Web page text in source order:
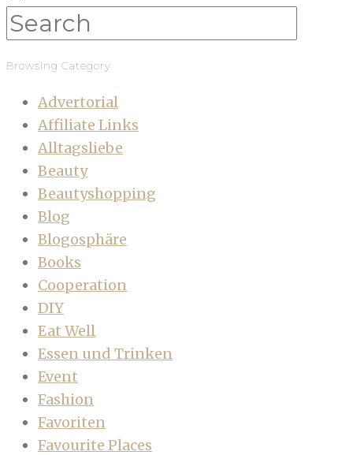
Browsing Category
Advertorial
Affiliate Links
Alltagsliebe
Beauty
Beautyshopping
Blog
Blogosphäre
Books
Cooperation
DIY
Eat Well
Essen und Trinken
Event
Fashion
Favoriten
Favourite Places